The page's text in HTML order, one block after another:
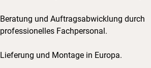
Beratung und Auftragsabwicklung durch
professionelles Fachpersonal.
Lieferung und Montage in Europa.